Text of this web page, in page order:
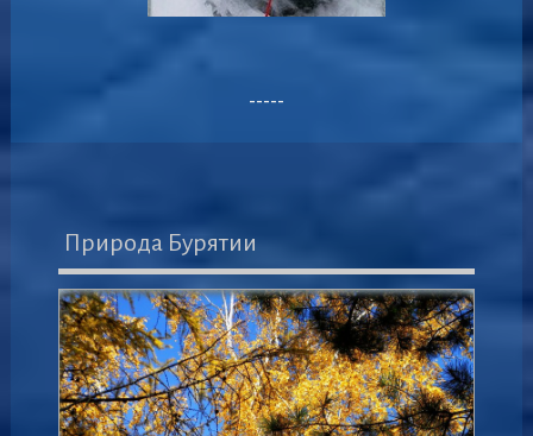
-----
Природа Бурятии